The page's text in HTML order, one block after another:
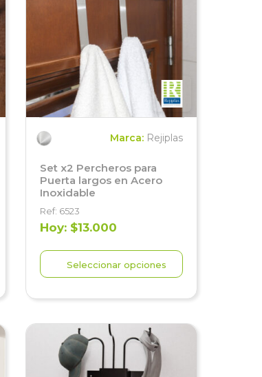
Marca: Rejiplas
Set x2 Percheros para
Puerta largos en Acero
Inoxidable
Ref: 6523
Hoy: $13.000
Seleccionar opciones